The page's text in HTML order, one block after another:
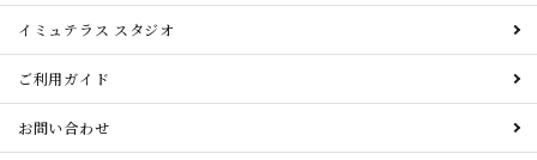
イミュテラス スタジオ
ご利用ガイド
お問い合わせ